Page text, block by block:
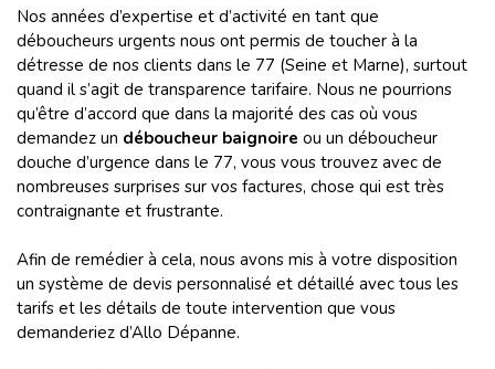
Nos années d’expertise et d’activité en tant que
déboucheurs urgents nous ont permis de toucher à la
détresse de nos clients dans le 77 (Seine et Marne), surtout
quand il s’agit de transparence tarifaire. Nous ne pourrions
qu’être d’accord que dans la majorité des cas où vous
demandez un déboucheur baignoire ou un déboucheur
douche d’urgence dans le 77, vous vous trouvez avec de
nombreuses surprises sur vos factures, chose qui est très
contraignante et frustrante.
Afin de remédier à cela, nous avons mis à votre disposition
un système de devis personnalisé et détaillé avec tous les
tarifs et les détails de toute intervention que vous
demanderiez d’Allo Dépanne.